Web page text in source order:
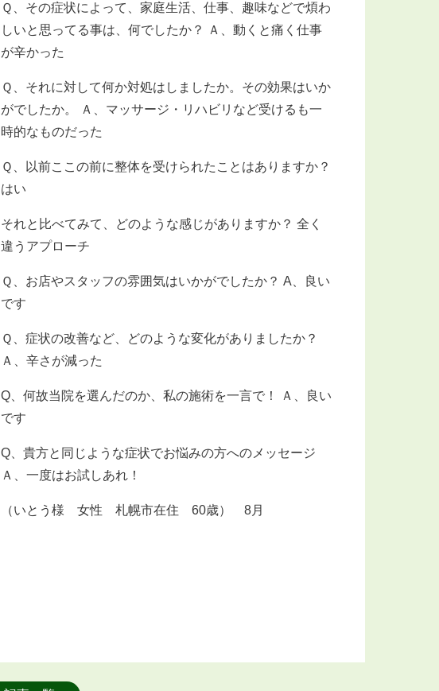
Ｑ、その症状によって、家庭生活、仕事、趣味などで煩わ
しいと思ってる事は、何でしたか？ Ａ、動くと痛く仕事
が辛かった
Ｑ、それに対して何か対処はしましたか。その効果はいか
がでしたか。 Ａ、マッサージ・リハビリなど受けるも一
時的なものだった
Ｑ、以前ここの前に整体を受けられたことはありますか？
はい
それと比べてみて、どのような感じがありますか？ 全く
違うアプローチ
Ｑ、お店やスタッフの雰囲気はいかがでしたか？ A、良い
です
Ｑ、症状の改善など、どのような変化がありましたか？
Ａ、辛さが減った
Q、何故当院を選んだのか、私の施術を一言で！ Ａ、良い
です
Q、貴方と同じような症状でお悩みの方へのメッセージ
Ａ、一度はお試しあれ！
（いとう様 女性 札幌市在住 60歳） 8月